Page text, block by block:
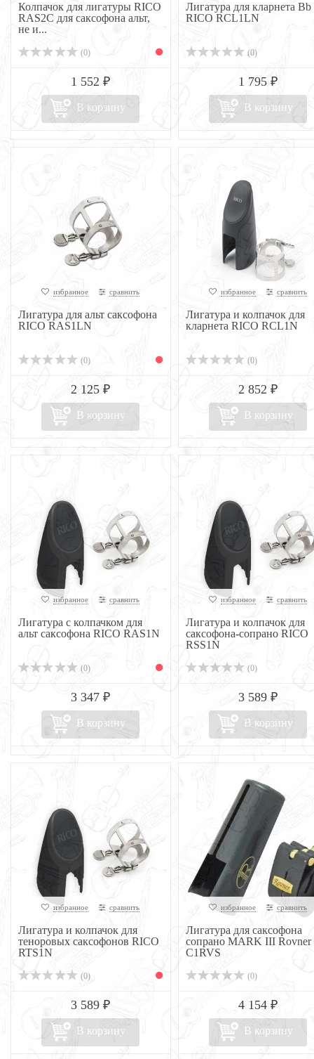
Колпачок для лигатуры RICO
RAS2C для саксофона альт,
не и...
(0)
1 552 ₽
В корзину
Лигатура для кларнета Bb
RICO RCL1LN
(0)
1 795 ₽
В корзину
избранное сравнить
Лигатура для альт саксофона
RICO RAS1LN
(0)
2 125 ₽
В корзину
избранное сравнить
Лигатура и колпачок для
кларнета RICO RCL1N
(0)
2 852 ₽
В корзину
избранное сравнить
Лигатура с колпачком для
альт саксофона RICO RAS1N
(0)
3 347 ₽
В корзину
избранное сравнить
Лигатура и колпачок для
саксофона-сопрано RICO
RSS1N
(0)
3 589 ₽
В корзину
избранное сравнить
Лигатура и колпачок для
теноровых саксофонов RICO
RTS1N
(0)
3 589 ₽
В корзину
избранное сравнить
Лигатура для саксофона
сопрано MARK III Rovner
C1RVS
(0)
4 154 ₽
В корзину